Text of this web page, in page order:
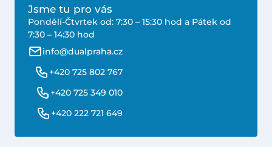
Jsme tu pro vás
Pondělí-Čtvrtek od: 7:30 – 15:30 hod a Pátek od
7:30 – 14:30 hod
info@dualpraha.cz
+420 725 802 767
+420 725 349 010
+420 222 721 649